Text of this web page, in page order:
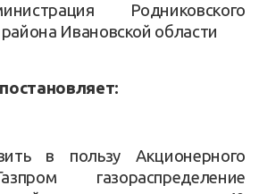
Родниковского
Ивановской области
постановляет:
в пользу Акционерного
газораспределение